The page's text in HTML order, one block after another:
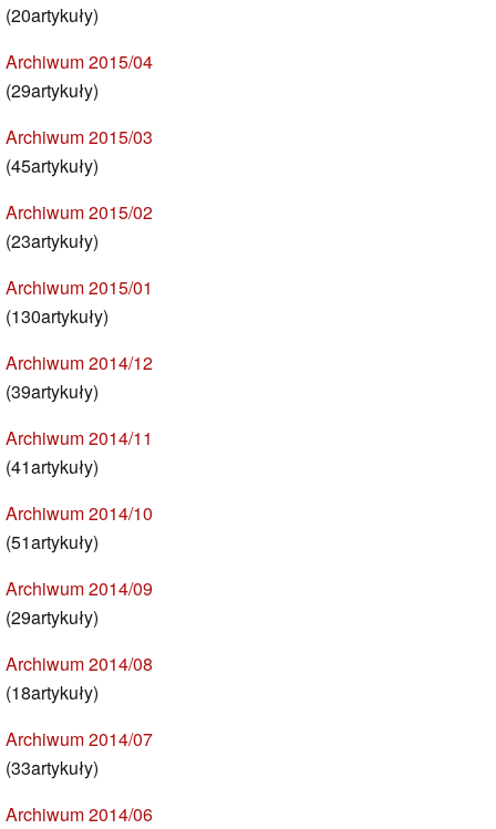
(20artykuły)
Archiwum 2015/04
(29artykuły)
Archiwum 2015/03
(45artykuły)
Archiwum 2015/02
(23artykuły)
Archiwum 2015/01
(130artykuły)
Archiwum 2014/12
(39artykuły)
Archiwum 2014/11
(41artykuły)
Archiwum 2014/10
(51artykuły)
Archiwum 2014/09
(29artykuły)
Archiwum 2014/08
(18artykuły)
Archiwum 2014/07
(33artykuły)
Archiwum 2014/06